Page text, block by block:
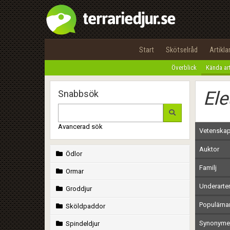
Start Skötselråd Artiklar
Överblick Kända
Snabbsök
Avancerad sök
Ödlor
Ormar
Groddjur
Sköldpaddor
Spindeldjur
Auktor
Familj
Underarter